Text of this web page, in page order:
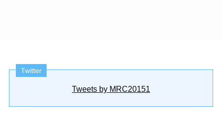
Twitter
Tweets by MRC20151